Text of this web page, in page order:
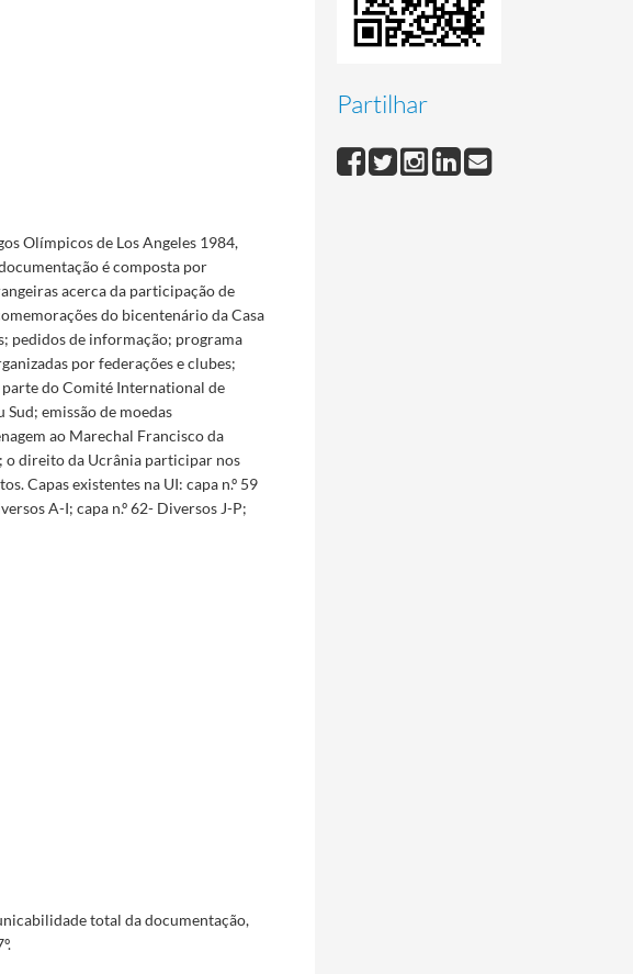
Partilhar
Olímpicos de Los Angeles 1984,
é composta por
acerca da participação de
do bicentenário da Casa
pedidos de informação; programa
por federações e clubes;
parte do Comité International de
emissão de moedas
ao Marechal Francisco da
o direito da Ucrânia participar nos
Capas existentes na UI: capa n.º 59
A-I; capa n.º 62- Diversos J-P;
total da documentação,